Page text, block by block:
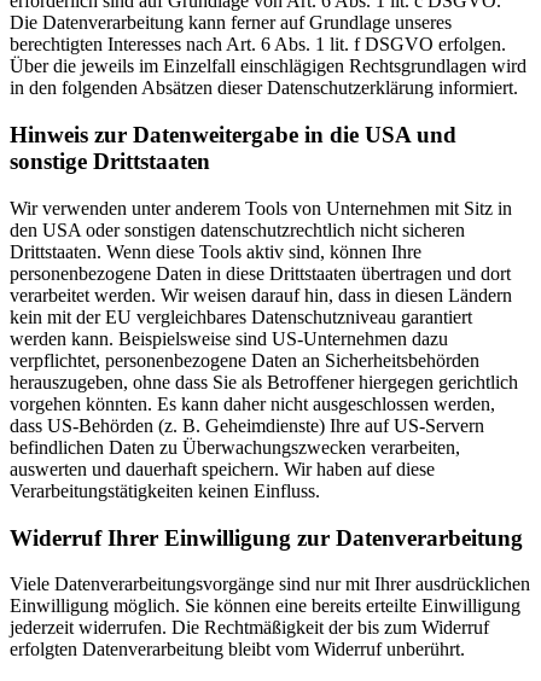
Die Datenverarbeitung kann ferner auf Grundlage unseres
berechtigten Interesses nach Art. 6 Abs. 1 lit. f DSGVO erfolgen.
Über die jeweils im Einzelfall einschlägigen Rechtsgrundlagen wird
in den folgenden Absätzen dieser Datenschutzerklärung informiert.
Hinweis zur Datenweitergabe in die USA und
sonstige Drittstaaten
Wir verwenden unter anderem Tools von Unternehmen mit Sitz in
den USA oder sonstigen datenschutzrechtlich nicht sicheren
Drittstaaten. Wenn diese Tools aktiv sind, können Ihre
personenbezogene Daten in diese Drittstaaten übertragen und dort
verarbeitet werden. Wir weisen darauf hin, dass in diesen Ländern
kein mit der EU vergleichbares Datenschutzniveau garantiert
werden kann. Beispielsweise sind US-Unternehmen dazu
verpflichtet, personenbezogene Daten an Sicherheitsbehörden
herauszugeben, ohne dass Sie als Betroffener hiergegen gerichtlich
vorgehen könnten. Es kann daher nicht ausgeschlossen werden,
dass US-Behörden (z. B. Geheimdienste) Ihre auf US-Servern
befindlichen Daten zu Überwachungszwecken verarbeiten,
auswerten und dauerhaft speichern. Wir haben auf diese
Verarbeitungstätigkeiten keinen Einfluss.
Widerruf Ihrer Einwilligung zur Datenverarbeitung
Viele Datenverarbeitungsvorgänge sind nur mit Ihrer ausdrücklichen
Einwilligung möglich. Sie können eine bereits erteilte Einwilligung
jederzeit widerrufen. Die Rechtmäßigkeit der bis zum Widerruf
erfolgten Datenverarbeitung bleibt vom Widerruf unberührt.